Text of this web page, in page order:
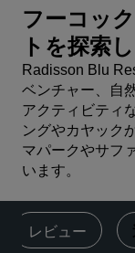
フーコッ
トを探索
Radisson Blu
ベンチャー、自
アクティビティ
ングやカヤック
マパークやサフ
います。
レビュー